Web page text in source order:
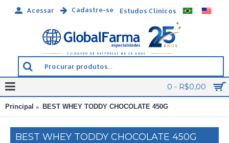
Acessar Cadastre-se Estudos Clínicos
0 - R$0,00
Principal BEST WHEY TODDY CHOCOLATE 450G
BEST WHEY TODDY CHOCOLATE 450G